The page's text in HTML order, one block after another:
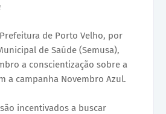
de Porto Velho, por
de Saúde (Semusa),
a conscientização sobre a
a campanha Novembro Azul.
incentivados a buscar